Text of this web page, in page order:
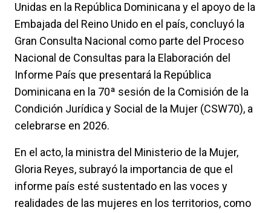
Unidas en la República Dominicana y el apoyo de la
Embajada del Reino Unido en el país, concluyó la
Gran Consulta Nacional como parte del Proceso
Nacional de Consultas para la Elaboración del
Informe País que presentará la República
Dominicana en la 70ª sesión de la Comisión de la
Condición Jurídica y Social de la Mujer (CSW70), a
celebrarse en 2026.
En el acto, la ministra del Ministerio de la Mujer,
Gloria Reyes, subrayó la importancia de que el
informe país esté sustentado en las voces y
realidades de las mujeres en los territorios, como